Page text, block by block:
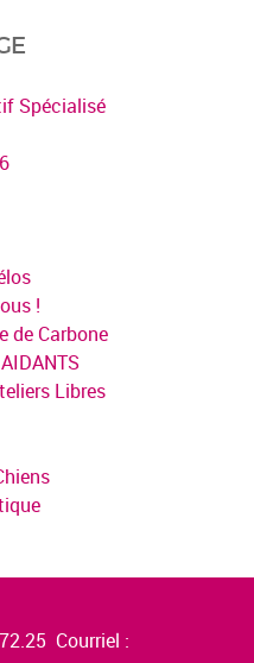
Spécialisé
!
de Carbone
Libres
Courriel :